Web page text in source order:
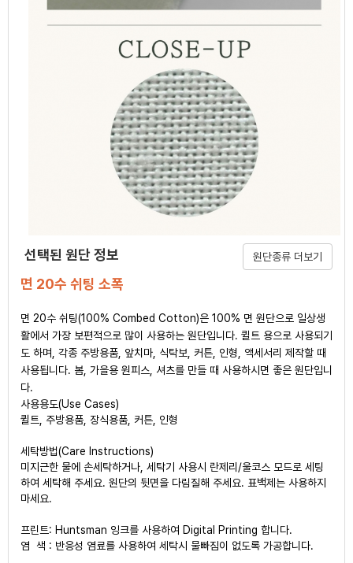
선택된 원단 정보 원단종류 더보기
면 20수 쉬팅 소폭
면 20수 쉬팅(100% Combed Cotton)은 100% 면 원단으로 일상생
활에서 가장 보편적으로 많이 사용하는 원단입니다. 퀼트 용으로 사용되기
도 하며, 각종 주방용품, 앞치마, 식탁보, 커튼, 인형, 액세서리 제작할 때
사용됩니다. 봄, 가을용 원피스, 셔츠를 만들 때 사용하시면 좋은 원단입니
다.
사용용도(Use Cases)
퀼트, 주방용품, 장식용품, 커튼, 인형
세탁방법(Care Instructions)
미지근한 물에 손세탁하거나, 세탁기 사용시 란제리/울코스 모드로 세팅
하여 세탁해 주세요. 원단의 뒷면을 다림질해 주세요. 표백제는 사용하지
마세요.
프린트: Huntsman 잉크를 사용하여 Digital Printing 합니다.
염 색 : 반응성 염료를 사용하여 세탁시 물빠짐이 없도록 가공합니다.